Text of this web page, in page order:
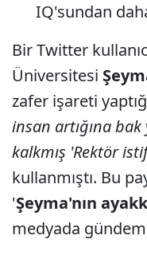
IQ'sundan
Bir Twitter
Üniversitesi
zafer işareti
insan artığına bak
kalkmış 'Rektör
kullanmıştı. Bu
'Şeyma'nın
medyada